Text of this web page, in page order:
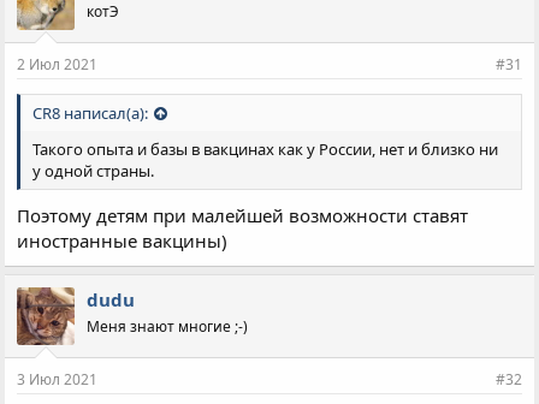
котЭ
2 Июл 2021 #31
CR8 написал(а):
Такого опыта и базы в вакцинах как у России, нет и близко ни
у одной страны.
Поэтому детям при малейшей возможности ставят
иностранные вакцины)
dudu
Меня знают многие ;-)
3 Июл 2021 #32